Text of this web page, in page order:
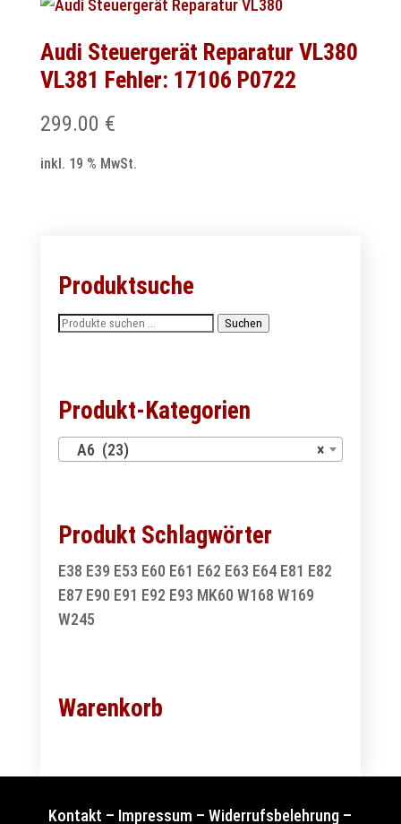
Audi Steuergerät Reparatur VL380
VL381 Fehler: 17106 P0722
299.00 €
inkl. 19 % MwSt.
Produktsuche
Suchen
Suchen
Produkt-Kategorien
×
A6 (23)
Produkt Schlagwörter
E38 E39 E53 E60 E61 E62 E63 E64 E81 E82
E87 E90 E91 E92 E93 MK60 W168 W169
W245
Warenkorb
Kontakt – Impressum –Widerrufsbelehrung –